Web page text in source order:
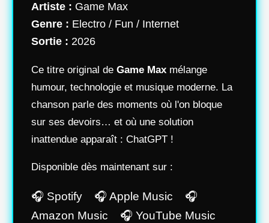
Artiste : Game Max
Genre : Electro / Fun / Internet
Sortie : 2026
Ce titre original de Game Max mélange
humour, technologie et musique moderne. La
chanson parle des moments où l'on bloque
sur ses devoirs… et où une solution
inattendue apparaît : ChatGPT !
Disponible dès maintenant sur :
🎧 Spotify 🎧 Apple Music 🎧
Amazon Music 🎧 YouTube Music